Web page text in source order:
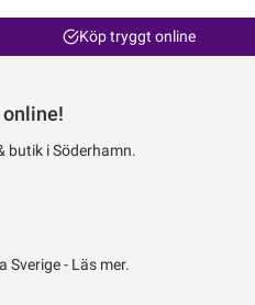
Köp tryggt online
butik i Söderhamn.
Sverige - Läs mer.